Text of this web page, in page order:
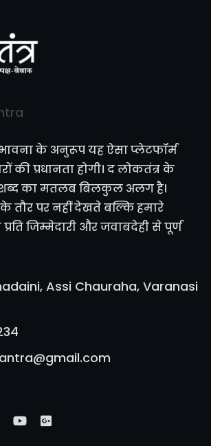
के अनुरूप यह ऐसा प्लेटफॉर्म
की प्रधानता होगी। द लोकतंत्र के
शब्द का मतलब बिलकुल अलग है।
तौर पर नहीं देखते बल्कि हमारे
जिम्मेदारी और जवाबदेही से पूर्ण
Assi Chauraha, Varanasi